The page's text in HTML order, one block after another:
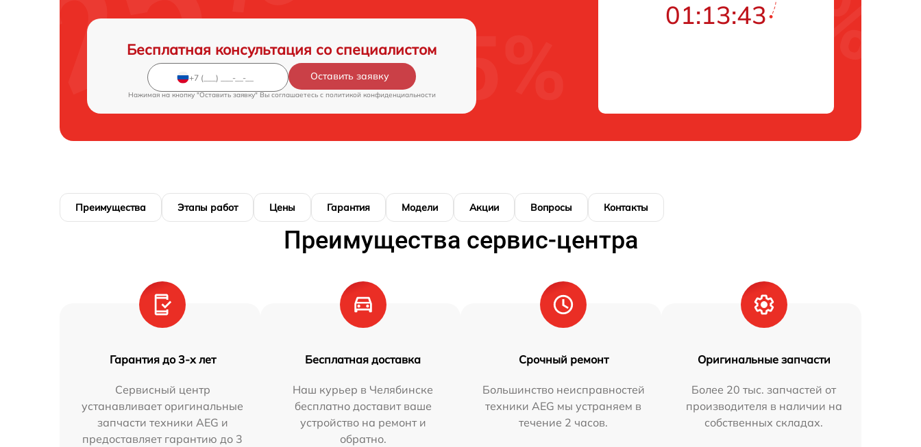
Бесплатная консультация со специалистом
Оставить заявку
Нажимая на кнопку "Оставить заявку" Вы соглашаетесь c политикой конфиденциальности
01:13:42
Преимущества Этапы работ Цены Гарантия Модели Акции Вопросы Контакты
Преимущества сервис-центра
Гарантия до 3-х лет
Сервисный центр
устанавливает оригинальные
запчасти техники AEG и
предоставляет гарантию до 3
Бесплатная доставка
Наш курьер в Челябинске
бесплатно доставит ваше
устройство на ремонт и
обратно.
Срочный ремонт
Большинство неисправностей
техники AEG мы устраняем в
течение 2 часов.
Оригинальные запчасти
Более 20 тыс. запчастей от
производителя в наличии на
собственных складах.